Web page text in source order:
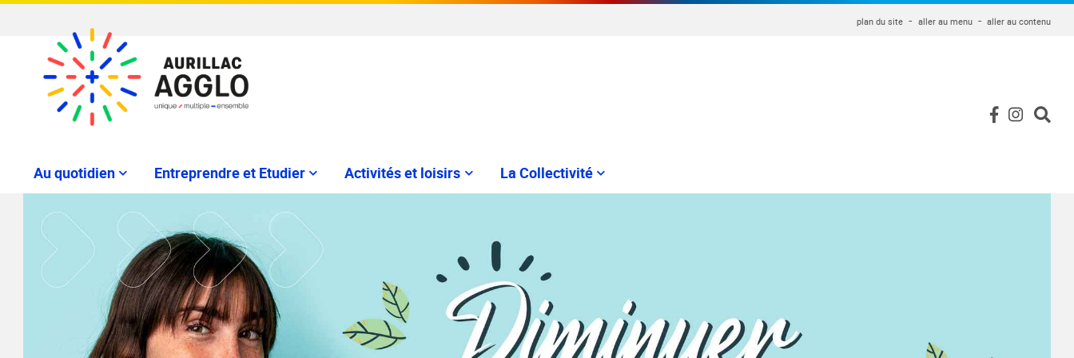
plan du site aller au menu aller au contenu
Au quotidien Entreprendre et Etudier Activités et loisirs La Collectivité